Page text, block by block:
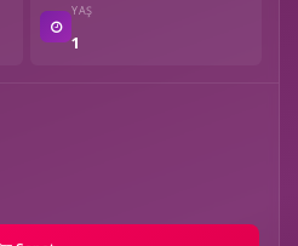
YAŞ
1